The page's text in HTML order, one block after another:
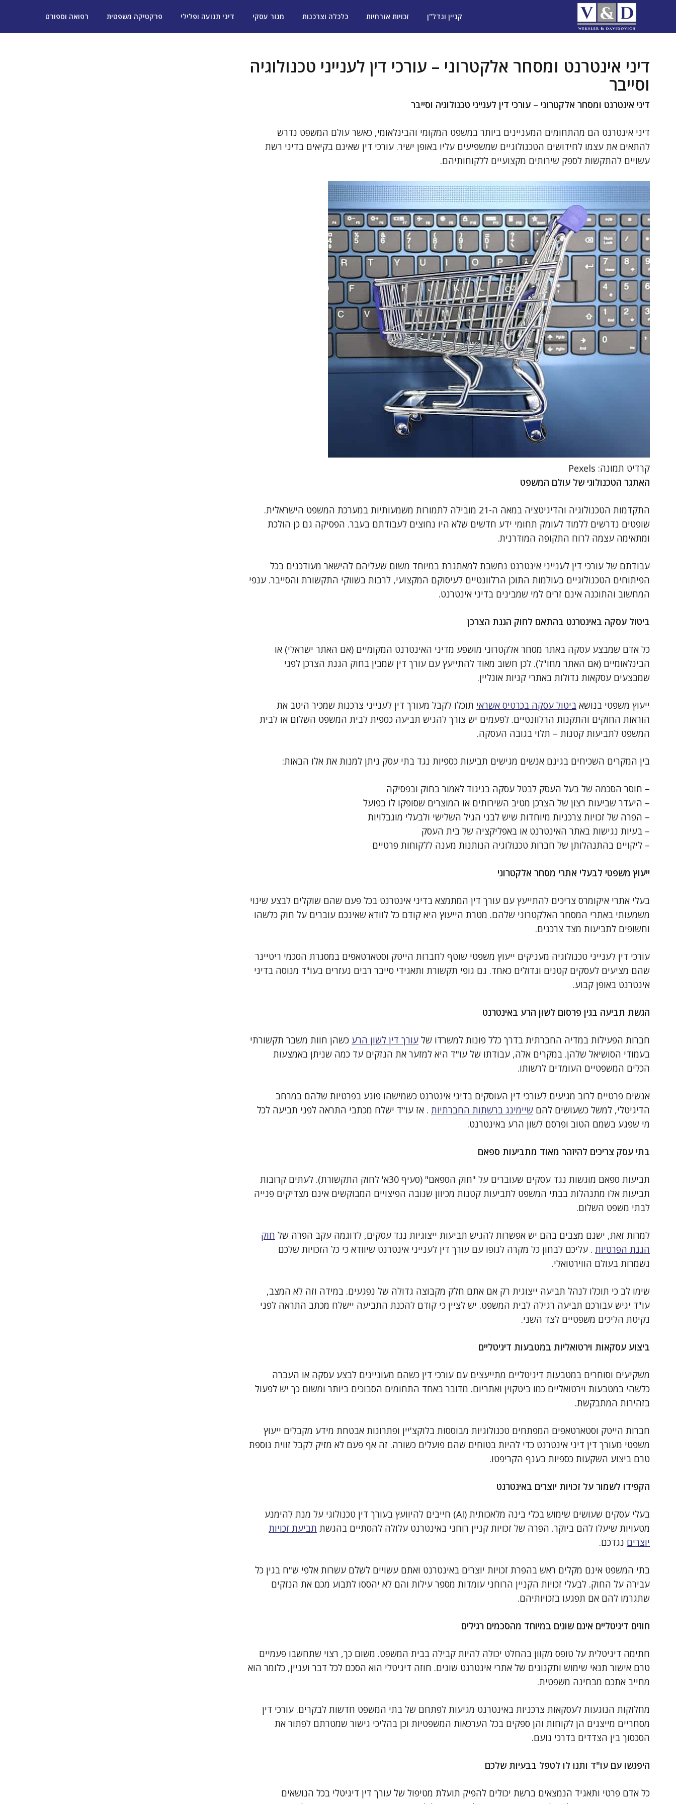
קניין ונדל"ן זכויות אזרחיות כלכלה וצרכנות מגזר עסקי דיני תנועה ופלילי פרקטיקה משפטית רפואה וספורט
דיני אינטרנט ומסחר אלקטרוני – עורכי דין לענייני טכנולוגיה
וסייבר
דיני אינטרנט ומסחר אלקטרוני – עורכי דין לענייני טכנולוגיה וסייבר
דיני אינטרנט הם מהתחומים המעניינים ביותר במשפט המקומי והבינלאומי, כאשר עולם המשפט נדרש
להתאים את עצמו לחידושים הטכנולוגיים שמשפיעים עליו באופן ישיר. עורכי דין שאינם בקיאים בדיני רשת
עשויים להתקשות לספק שירותים מקצועיים ללקוחותיהם.
קרדיט תמונה: Pexels
האתגר הטכנולוגי של עולם המשפט
התקדמות הטכנולוגיה והדיגיטציה במאה ה-21 מובילה לתמורות משמעותיות במערכת המשפט הישראלית.
שופטים נדרשים ללמוד לעומק תחומי ידע חדשים שלא היו נחוצים לעבודתם בעבר. הפסיקה גם כן הולכת
ומתאימה עצמה לרוח התקופה המודרנית.
עבודתם של עורכי דין לענייני אינטרנט נחשבת למאתגרת במיוחד משום שעליהם להישאר מעודכנים בכל
הפיתוחים הטכנולוגיים בעולמות התוכן הרלוונטיים לעיסוקם המקצועי, לרבות בשווקי התקשורת והסייבר. ענפי
המחשוב והתוכנה אינם זרים למי שמבינים בדיני אינטרנט.
ביטול עסקה באינטרנט בהתאם לחוק הגנת הצרכן
כל אדם שמבצע עסקה באתר מסחר אלקטרוני מושפע מדיני האינטרנט המקומיים (אם האתר ישראלי) או
הבינלאומיים (אם האתר מחו"ל). לכן חשוב מאוד להתייעץ עם עורך דין שמבין בחוק הגנת הצרכן לפני
שמבצעים עסקאות גדולות באתרי קניות אונליין.
ייעוץ משפטי בנושא ביטול עסקה בכרטיס אשראי תוכלו לקבל מעורך דין לענייני צרכנות שמכיר היטב את
הוראות החוקים והתקנות הרלוונטיים. לפעמים יש צורך להגיש תביעה כספית לבית המשפט השלום או לבית
המשפט לתביעות קטנות – תלוי בגובה העסקה.
בין המקרים השכיחים בגינם אנשים מגישים תביעות כספיות נגד בתי עסק ניתן למנות את אלו הבאות:
– חוסר הסכמה של בעל העסק לבטל עסקה בניגוד לאמור בחוק ובפסיקה
– היעדר שביעות רצון של הצרכן מטיב השירותים או המוצרים שסופקו לו בפועל
– הפרה של זכויות צרכניות מיוחדות שיש לבני הגיל השלישי ולבעלי מוגבלויות
– בעיות נגישות באתר האינטרנט או באפליקציה של בית העסק
– ליקויים בהתנהלותן של חברות טכנולוגיה הנותנות מענה ללקוחות פרטיים
ייעוץ משפטי לבעלי אתרי מסחר אלקטרוני
בעלי אתרי איקומרס צריכים להתייעץ עם עורך דין המתמצא בדיני אינטרנט בכל פעם שהם שוקלים לבצע שינוי
משמעותי באתרי המסחר האלקטרוני שלהם. מטרת הייעוץ היא קודם כל לוודא שאינכם עוברים על חוק כלשהו
וחשופים לתביעות מצד צרכנים.
עורכי דין לענייני טכנולוגיה מעניקים ייעוץ משפטי שוטף לחברות הייטק וסטארטאפים במסגרת הסכמי ריטיינר
שהם מציעים לעסקים קטנים וגדולים כאחד. גם גופי תקשורת ותאגידי סייבר רבים נעזרים בעו"ד מנוסה בדיני
אינטרנט באופן קבוע.
הגשת תביעה בגין פרסום לשון הרע באינטרנט
חברות הפעילות במדיה החברתית בדרך כלל פונות למשרדו של עורך דין לשון הרע כשהן חוות משבר תקשורתי
בעמודי הסושיאל שלהן. במקרים אלה, עבודתו של עו"ד היא למזער את הנזקים עד כמה שניתן באמצעות
הכלים המשפטיים העומדים לרשותו.
אנשים פרטיים לרוב מגיעים לעורכי דין העוסקים בדיני אינטרנט כשמישהו פוגע בפרטיות שלהם במרחב
הדיגיטלי, למשל כשעושים להם שיימינג ברשתות החברתיות . אז עו"ד ישלח מכתבי התראה לפני תביעה לכל
מי שפגע בשמם הטוב ופרסם לשון הרע באינטרנט.
בתי עסק צריכים להיזהר מאוד מתביעות ספאם
תביעות ספאם מוגשות נגד עסקים שעוברים על "חוק הספאם" (סעיף 30א' לחוק התקשורת). לעתים קרובות
תביעות אלו מתנהלות בבתי המשפט לתביעות קטנות מכיוון שגובה הפיצויים המבוקשים אינם מצדיקים פנייה
לבתי משפט השלום.
למרות זאת, ישנם מצבים בהם יש אפשרות להגיש תביעות ייצוגיות נגד עסקים, לדוגמה עקב הפרה של חוק
הגנת הפרטיות . עליכם לבחון כל מקרה לגופו עם עורך דין לענייני אינטרנט שיוודא כי כל הזכויות שלכם
נשמרות בעולם הווירטואלי.
שימו לב כי תוכלו לנהל תביעה ייצוגית רק אם אתם חלק מקבוצה גדולה של נפגעים. במידה וזה לא המצב,
עו"ד יגיש עבורכם תביעה רגילה לבית המשפט. יש לציין כי קודם להכנת התביעה יישלח מכתב התראה לפני
נקיטת הליכים משפטיים לצד השני.
ביצוע עסקאות וירטואליות במטבעות דיגיטליים
משקיעים וסוחרים במטבעות דיגיטליים מתייעצים עם עורכי דין כשהם מעוניינים לבצע עסקה או העברה
כלשהי במטבעות וירטואליים כמו ביטקוין ואתריום. מדובר באחד התחומים הסבוכים ביותר ומשום כך יש לפעול
בזהירות המתבקשת.
חברות הייטק וסטארטאפים המפתחים טכנולוגיות מבוססות בלוקצ'יין ופתרונות אבטחת מידע מקבלים ייעוץ
משפטי מעורך דין דיני אינטרנט כדי להיות בטוחים שהם פועלים כשורה. זה אף פעם לא מזיק לקבל זווית נוספת
טרם ביצוע השקעות כספיות בענף הקריפטו.
הקפידו לשמור על זכויות יוצרים באינטרנט
בעלי עסקים שעושים שימוש בכלי בינה מלאכותית (AI) חייבים להיוועץ בעורך דין טכנולוגי על מנת להימנע
מטעויות שיעלו להם ביוקר. הפרה של זכויות קניין רוחני באינטרנט עלולה להסתיים בהגשת תביעת זכויות
יוצרים נגדכם.
בתי המשפט אינם מקלים ראש בהפרת זכויות יוצרים באינטרנט ואתם עשויים לשלם עשרות אלפי ש"ח בגין כל
עבירה על החוק. לבעלי זכויות הקניין הרוחני עומדות מספר עילות והם לא יהססו לתבוע מכם את הנזקים
שתגרמו להם אם תפגעו בזכויותיהם.
חוזים דיגיטליים אינם שונים במיוחד מהסכמים רגילים
חתימה דיגיטלית על טופס מקוון בהחלט יכולה להיות קבילה בבית המשפט. משום כך, רצוי שתחשבו פעמיים
טרם אישור תנאי שימוש ותקנונים של אתרי אינטרנט שונים. חוזה דיגיטלי הוא הסכם לכל דבר ועניין, כלומר הוא
מחייב אתכם מבחינה משפטית.
מחלוקות הנוגעות לעסקאות צרכניות באינטרנט מגיעות לפתחם של בתי המשפט חדשות לבקרים. עורכי דין
מסחריים מייצגים הן לקוחות והן ספקים בכל הערכאות המשפטיות וכן בהליכי גישור שמטרתם לפתור את
הסכסוך בין הצדדים בדרכי נועם.
היפגשו עם עו"ד ותנו לו לטפל בבעיות שלכם
כל אדם פרטי ותאגיד הנמצאים ברשת יכולים להפיק תועלת מטיפול של עורך דין דיגיטלי בכל הנושאים